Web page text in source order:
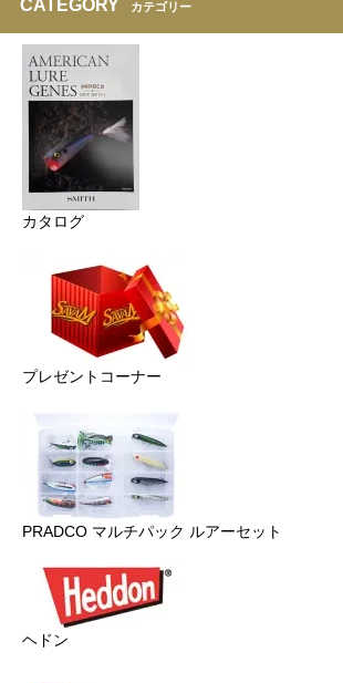
CATEGORY カテゴリー
カタログ
プレゼントコーナー
PRADCO マルチパック ルアーセット
ヘドン